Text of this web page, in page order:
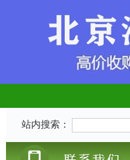
站内搜索：